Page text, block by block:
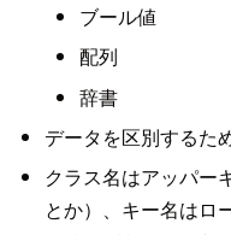
ブール値
配列
辞書
データを区別するた
クラス名はアッパー
とか）、キー名はロ